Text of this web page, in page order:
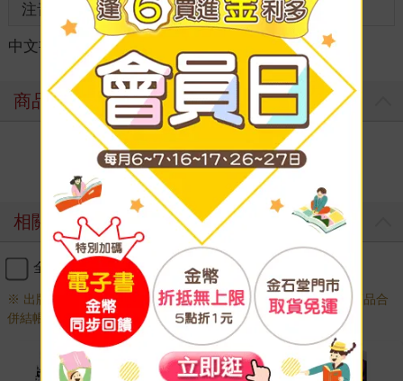
注音 級別
中文書 漫畫 ＞ BL /耽美 ＞
商品評價
寫評價
相關商品
全選 加入購物車
※ 出版日十年以上商品需另下訂，調貨時間較長，無法與一般商品合
併結帳，敬請見諒。